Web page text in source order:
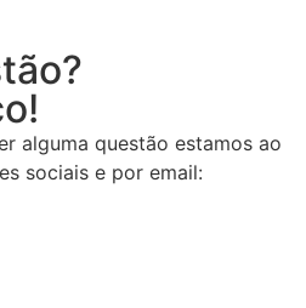
alguma questão estamos ao
sociais e por email: